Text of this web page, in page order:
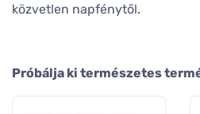
közvetlen napfénytől.
Próbálja ki természetes